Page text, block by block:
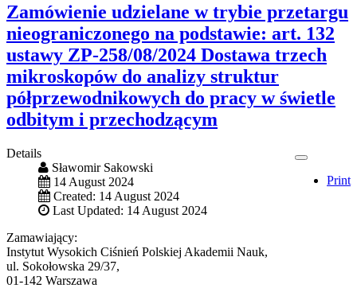
Zamówienie udzielane w trybie przetargu
nieograniczonego na podstawie: art. 132
ustawy ZP-258/08/2024 Dostawa trzech
mikroskopów do analizy struktur
półprzewodnikowych do pracy w świetle
odbitym i przechodzącym
Print
Details
Sławomir Sakowski
14 August 2024
Created: 14 August 2024
Last Updated: 14 August 2024
Zamawiający:
Instytut Wysokich Ciśnień Polskiej Akademii Nauk,
ul. Sokołowska 29/37,
01-142 Warszawa